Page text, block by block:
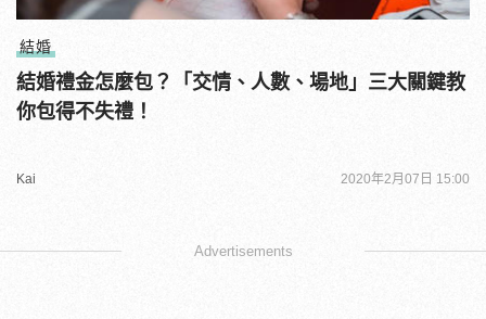
結婚
結婚禮金怎麼包？「交情、人數、場地」三大關鍵教
你包得不失禮！
Kai 2020年2月07日 15:00
Advertisements